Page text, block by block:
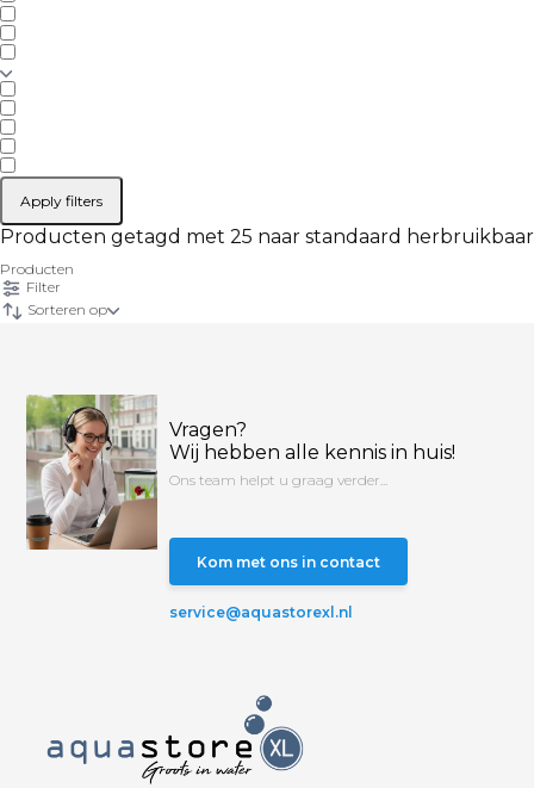
Apply filters
Producten getagd met 25 naar standaard herbruikbaar
Producten
Filter
Sorteren op
Vragen?
Wij hebben alle kennis in huis!
Ons team helpt u graag verder...
Kom met ons in contact
service@aquastorexl.nl